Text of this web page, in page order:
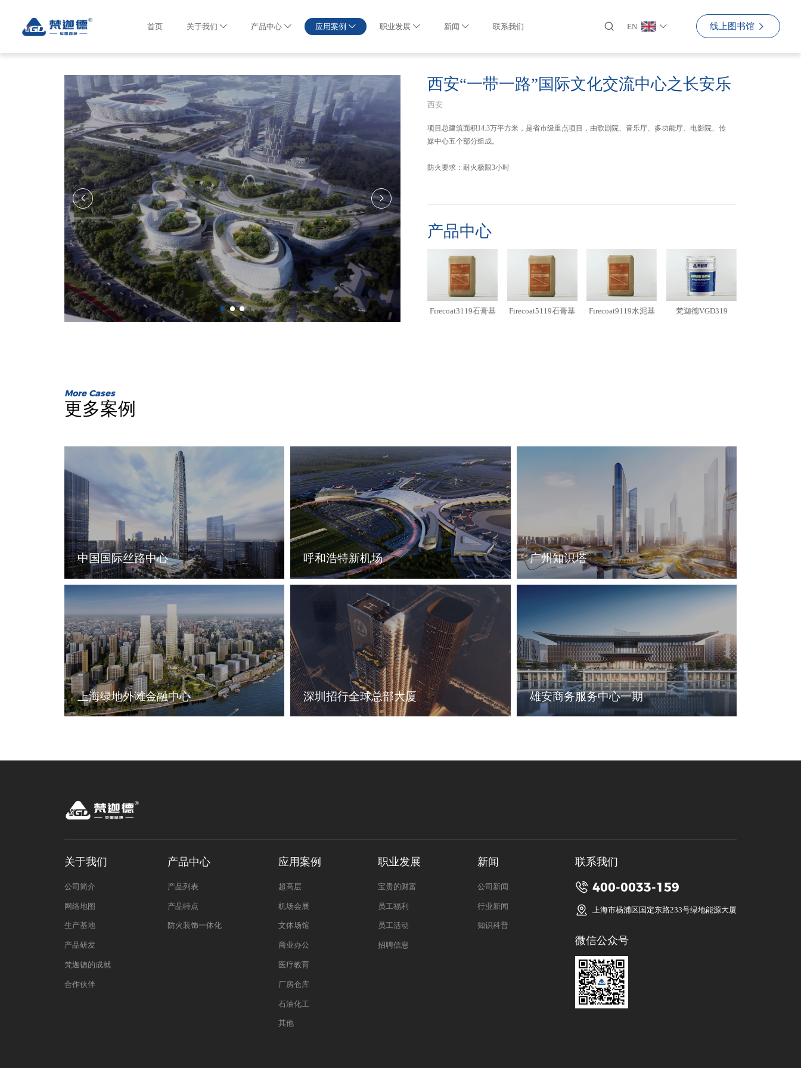
首页 关于我们 产品中心 应用案例 职业发展 新闻 联系我们 EN 线上图书馆
西安“一带一路”国际文化交流中心之长安乐
西安
项目总建筑面积14.3万平方米，是省市级重点项目，由歌剧院、音乐厅、多功能厅、电影院、传
媒中心五个部分组成。
防火要求：耐火极限3小时
产品中心
Firecoat3119石膏基 Firecoat5119石膏基 Firecoat9119水泥基 梵迦德VGD319
More Cases
更多案例
中国国际丝路中心 呼和浩特新机场 广州知识塔
上海绿地外滩金融中心 深圳招行全球总部大厦 雄安商务服务中心一期
关于我们
公司简介
网络地图
生产基地
产品研发
梵迦德的成就
合作伙伴
产品中心
产品列表
产品特点
防火装饰一体化
应用案例
超高层
机场会展
文体场馆
商业办公
医疗教育
厂房仓库
石油化工
其他
职业发展
宝贵的财富
员工福利
员工活动
招聘信息
新闻
公司新闻
行业新闻
知识科普
联系我们
400-0033-159
上海市杨浦区国定东路233号绿地能源大厦
微信公众号